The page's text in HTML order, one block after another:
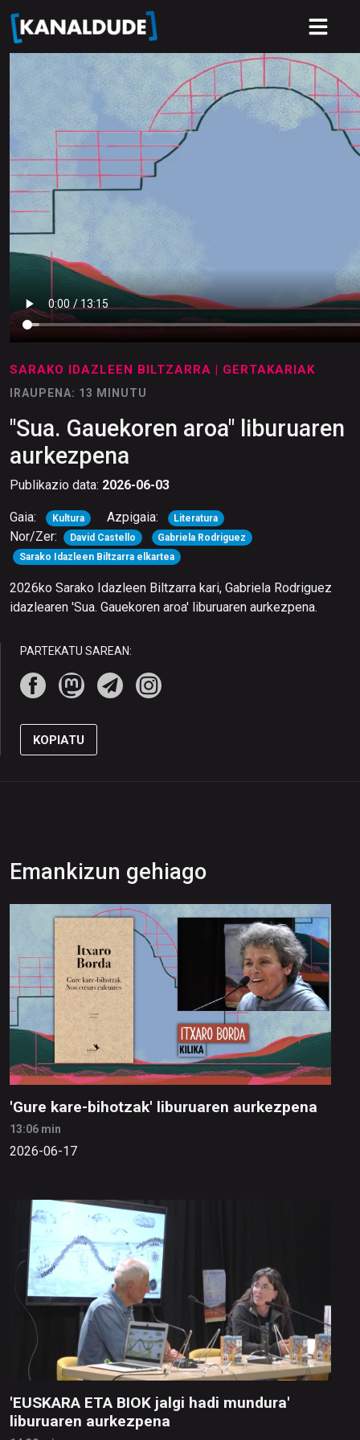
SARAKO IDAZLEEN BILTZARRA | GERTAKARIAK
IRAUPENA: 13 MINUTU
"Sua. Gauekoren aroa" liburuaren
aurkezpena
Publikazio data: 2026-06-03
Gaia: Kultura Azpigaia: Literatura
Nor/Zer: David Castello
Gabriela Rodriguez
Sarako Idazleen Biltzarra elkartea
2026ko Sarako Idazleen Biltzarra kari, Gabriela Rodriguez
idazlearen 'Sua. Gauekoren aroa' liburuaren aurkezpena.
PARTEKATU SAREAN:
KOPIATU
Emankizun gehiago
'Gure kare-bihotzak' liburuaren aurkezpena
13:06 min
2026-06-17
'EUSKARA ETA BIOK jalgi hadi mundura'
liburuaren aurkezpena